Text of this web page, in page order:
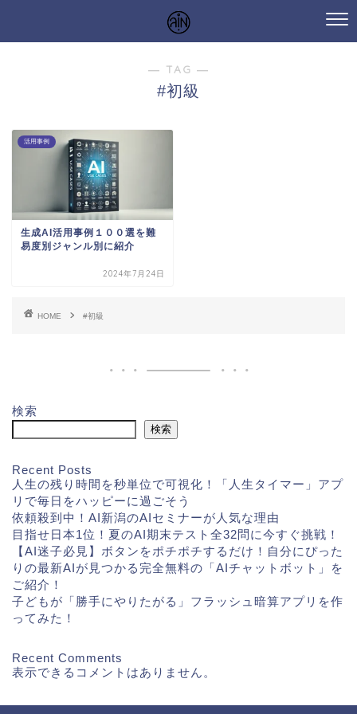
― TAG ―
#初級
活用事例
生成AI活用事例１００選を難
易度別ジャンル別に紹介
2024年7月24日
HOME #初級
検索
検索
Recent Posts
人生の残り時間を秒単位で可視化！「人生タイマー」アプ
リで毎日をハッピーに過ごそう
依頼殺到中！AI新潟のAIセミナーが人気な理由
目指せ日本1位！夏のAI期末テスト全32問に今すぐ挑戦！
【AI迷子必見】ボタンをポチポチするだけ！自分にぴった
りの最新AIが見つかる完全無料の「AIチャットボット」を
ご紹介！
子どもが「勝手にやりたがる」フラッシュ暗算アプリを作
ってみた！
Recent Comments
表示できるコメントはありません。